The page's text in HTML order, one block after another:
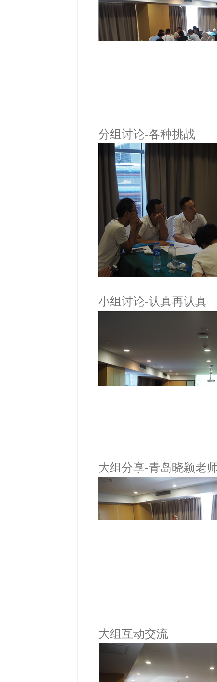
分组讨论-各种挑战
小组讨论-认真再认真
大组分享-青岛晓颖老
大组互动交流